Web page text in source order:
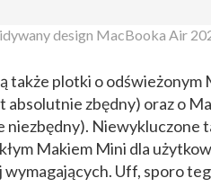
design MacBooka Air
także plotki o
absolutnie zbędny) oraz o
Niewykluczone
Makiem Mini dla
wymagających. Uff, sporo